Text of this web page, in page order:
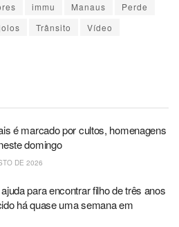
immu Manaus
Perde
Trânsito
Vídeo
é marcado por cultos, homenagens
domingo
DE 2026
para encontrar filho de três anos
há quase uma semana em